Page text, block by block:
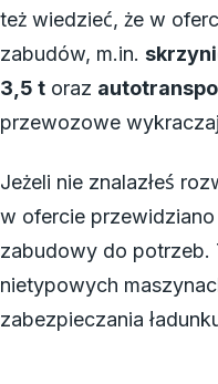
też wiedzieć, że w
zabudów, m.in.
3,5 t oraz
przewozowe
Jeżeli nie znalazłeś
w ofercie
zabudowy do potrzeb.
nietypowych
zabezpieczania